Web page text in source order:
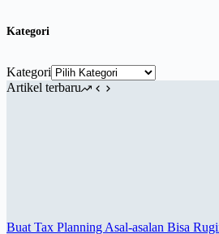
Kategori
Kategori
Artikel terbaru
Buat Tax Planning Asal-asalan Bisa